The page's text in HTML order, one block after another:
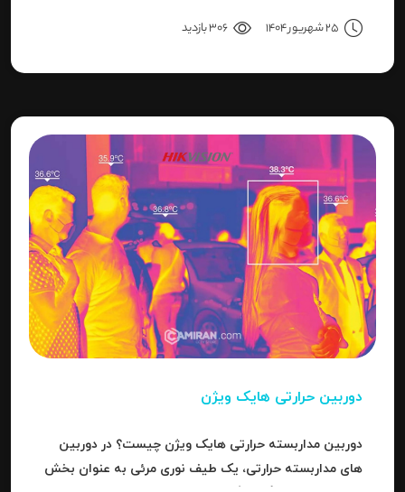
25 شهریور 1404 306 بازدید
دوربین حرارتی هایک ویژن
دوربین مداربسته حرارتی هایک ویژن چیست؟ در دوربین
های مداربسته حرارتی، یک طیف نوری مرئی به عنوان بخش